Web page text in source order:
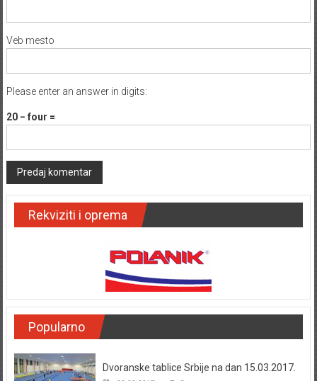
Veb mesto
Please enter an answer in digits:
20 − four =
Rekviziti i oprema
Popularno
Dvoranske tablice Srbije na dan 15.03.2017.